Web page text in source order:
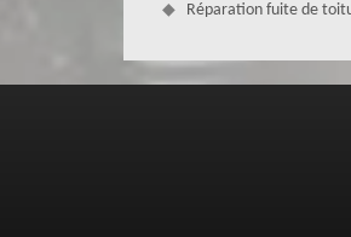
MD Couverture
Optez pour les services de
prex. Nous sommes à
école…) et sur toute forme
Réparation fuite de